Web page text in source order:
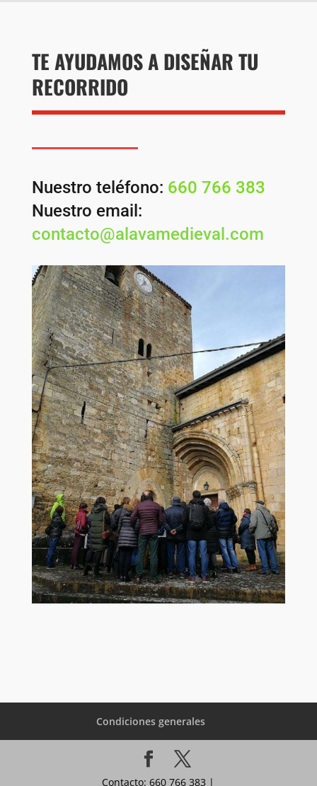
TE AYUDAMOS A DISEÑAR TU
RECORRIDO
Nuestro teléfono: 660 766 383
Nuestro email:
contacto@alavamedieval.com
Condiciones generales
Contacto: 660 766 383 |